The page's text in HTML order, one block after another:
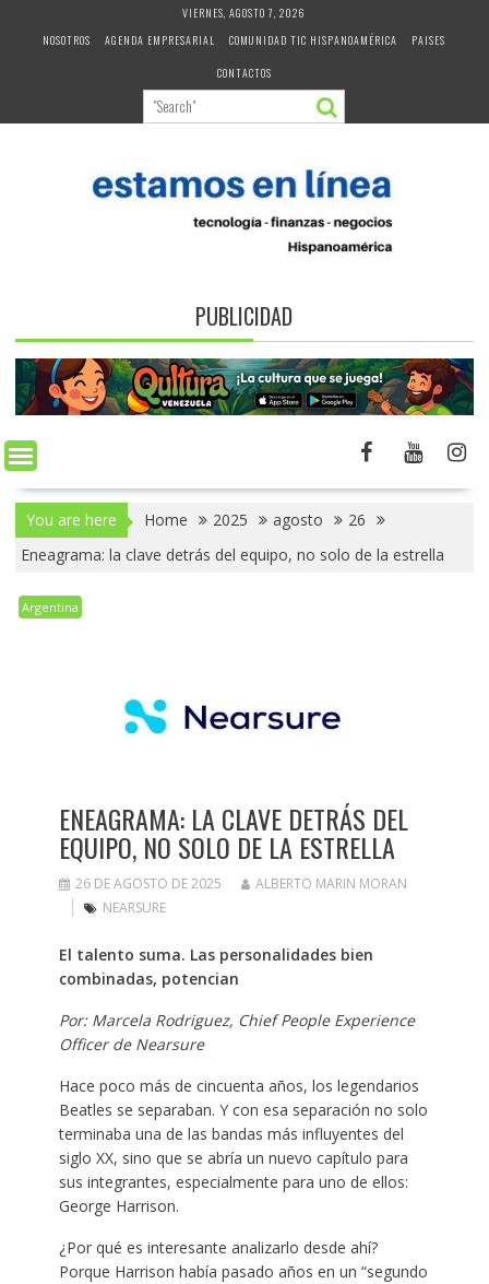
VIERNES, AGOSTO 7, 2026
NOSOTROS
AGENDA EMPRESARIAL COMUNIDAD TIC HISPANOAMÉRICA
PAISES
CONTACTOS
PUBLICIDAD
You are here Home 2025 agosto
26
Eneagrama: la clave detrás del equipo, no solo de la estrella
Argentina
ENEAGRAMA: LA CLAVE DETRÁS DEL
EQUIPO, NO SOLO DE LA ESTRELLA
26 DE AGOSTO DE 2025
ALBERTO MARIN MORAN
NEARSURE
El talento suma. Las personalidades bien
combinadas, potencian
Por: Marcela Rodriguez, Chief People Experience
Officer de Nearsure
Hace poco más de cincuenta años, los legendarios
Beatles se separaban. Y con esa separación no solo
terminaba una de las bandas más influyentes del
siglo XX, sino que se abría un nuevo capítulo para
sus integrantes, especialmente para uno de ellos:
George Harrison.
¿Por qué es interesante analizarlo desde ahí?
Porque Harrison había pasado años en un “segundo